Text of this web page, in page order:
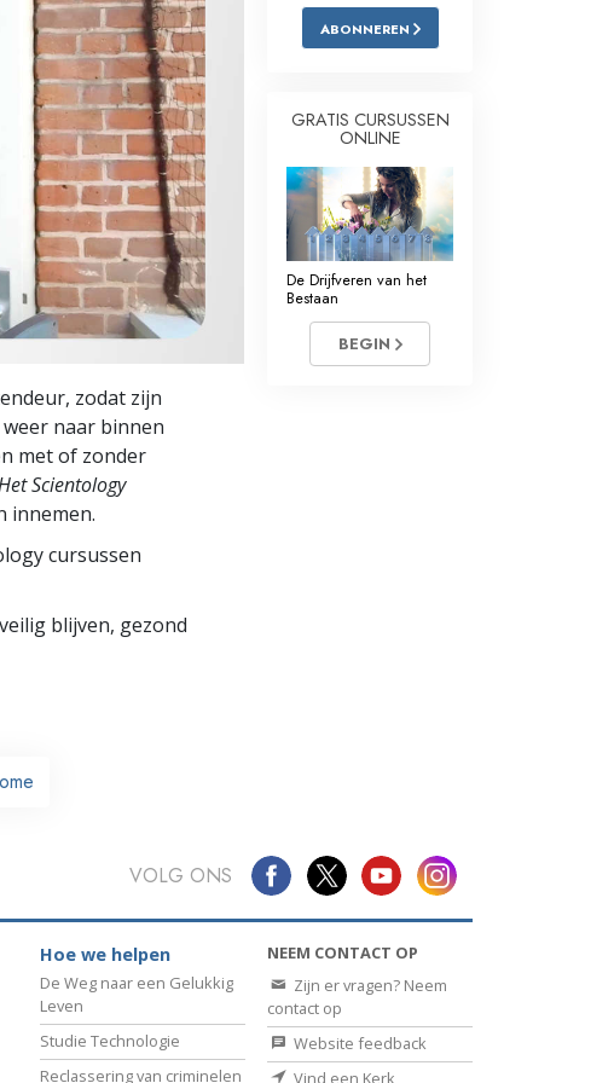
Oplossingen voor het Drugsprobleem
Kinderen
Hulpmiddelen bij het Dagelijks Werk
Ethiek en de Condities
De Oorzaak van Onderdrukking
Feitenonderzoek
De Grondbeginselen van Organiseren
zodat zijn
naar binnen
met of zonder
Scientology
innemen.
cursussen
blijven, gezond
ABONNEREN
GRATIS CURSUSSEN
ONLINE
De Drijfveren van het
Bestaan
BEGIN
VOLG ONS
Hoe we helpen
De Weg naar een Gelukkig
Leven
Studie Technologie
Reclassering van criminelen
NEEM CONTACT OP
Zijn er vragen? Neem
contact op
Website feedback
Vind een Kerk